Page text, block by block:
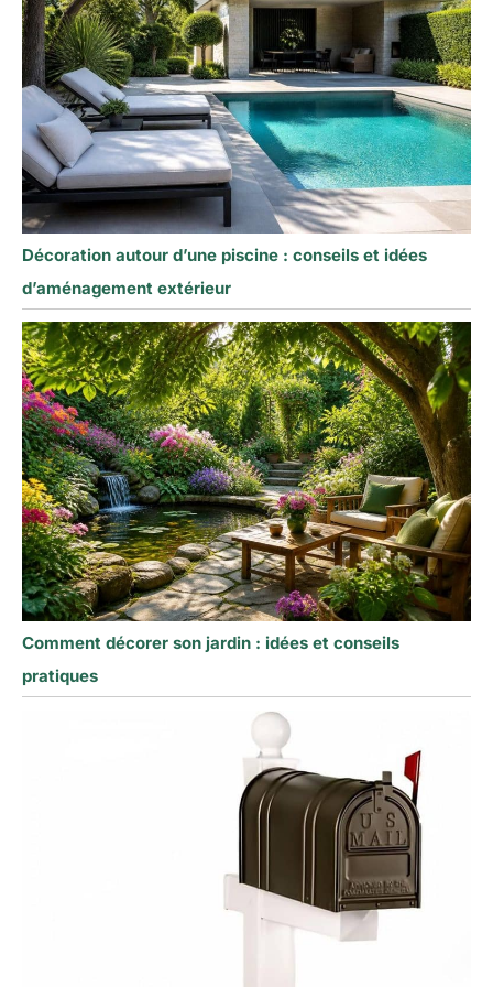
Décoration autour d’une piscine : conseils et idées
d’aménagement extérieur
Comment décorer son jardin : idées et conseils
pratiques